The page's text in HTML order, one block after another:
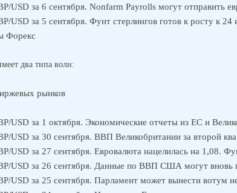
USD за 6 сентября. Nonfarm Payrolls могут отправить
USD за 5 сентября. Фунт стерлингов готов к росту к
Форекс
два типа волн:
рынков
USD за 1 октября. Экономические отчеты из ЕС и
USD за 30 сентября. ВВП Великобритании за второй
USD за 27 сентября. Евровалюта нацелилась на 1,08.
USD за 26 сентября. Данные по ВВП США могут вновь
USD за 25 сентября. Парламент может вынести вотум